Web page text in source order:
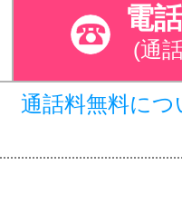
電
(通
通話料無料につ